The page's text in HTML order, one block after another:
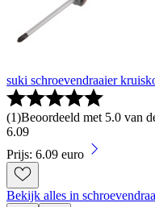
suki schroevendraaier
(1)Beoordeeld met 5.0 van
6.09
Prijs: 6.09 euro
Bekijk alles in